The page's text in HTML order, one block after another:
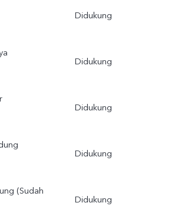
Didukung
Didukung
Didukung
Didukung
(Sudah
Didukung